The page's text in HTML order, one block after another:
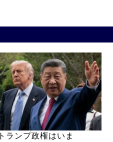
トランプ政権はいま